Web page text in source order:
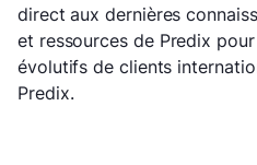
direct aux dernières
et ressources de Predix
évolutifs de clients
Predix.